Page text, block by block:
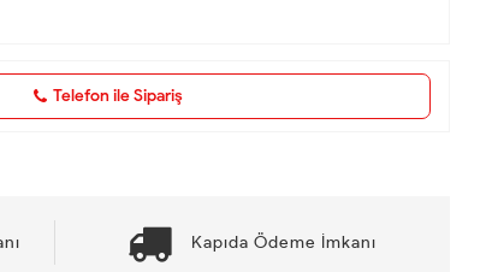
Telefon ile Sipariş
Kapıda Ödeme İmkanı